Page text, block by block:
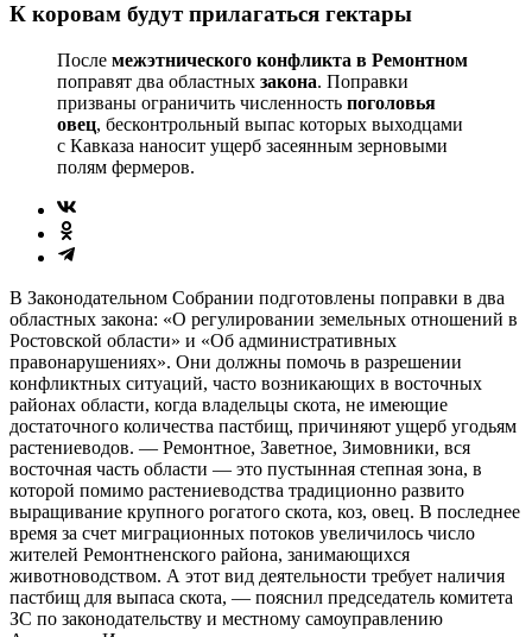
К коровам будут прилагаться гектары
После межэтнического конфликта в Ремонтном
поправят два областных закона. Поправки
призваны ограничить численность поголовья
овец, бесконтрольный выпас которых выходцами
с Кавказа наносит ущерб засеянным зерновыми
полям фермеров.
В Законодательном Собрании подготовлены поправки в два
областных закона: «О регулировании земельных отношений в
Ростовской области» и «Об административных
правонарушениях». Они должны помочь в разрешении
конфликтных ситуаций, часто возникающих в восточных
районах области, когда владельцы скота, не имеющие
достаточного количества пастбищ, причиняют ущерб угодьям
растениеводов. — Ремонтное, Заветное, Зимовники, вся
восточная часть области — это пустынная степная зона, в
которой помимо растениеводства традиционно развито
выращивание крупного рогатого скота, коз, овец. В последнее
время за счет миграционных потоков увеличилось число
жителей Ремонтненского района, занимающихся
животноводством. А этот вид деятельности требует наличия
пастбищ для выпаса скота, — пояснил председатель комитета
ЗС по законодательству и местному самоуправлению